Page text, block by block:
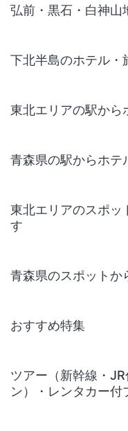
弘前・黒石・白神山
下北半島のホテル・
東北エリアの駅から
青森県の駅からホテ
東北エリアのスポッ
す
青森県のスポットか
おすすめ特集
ツアー（新幹線・
ン）・レンタカー付